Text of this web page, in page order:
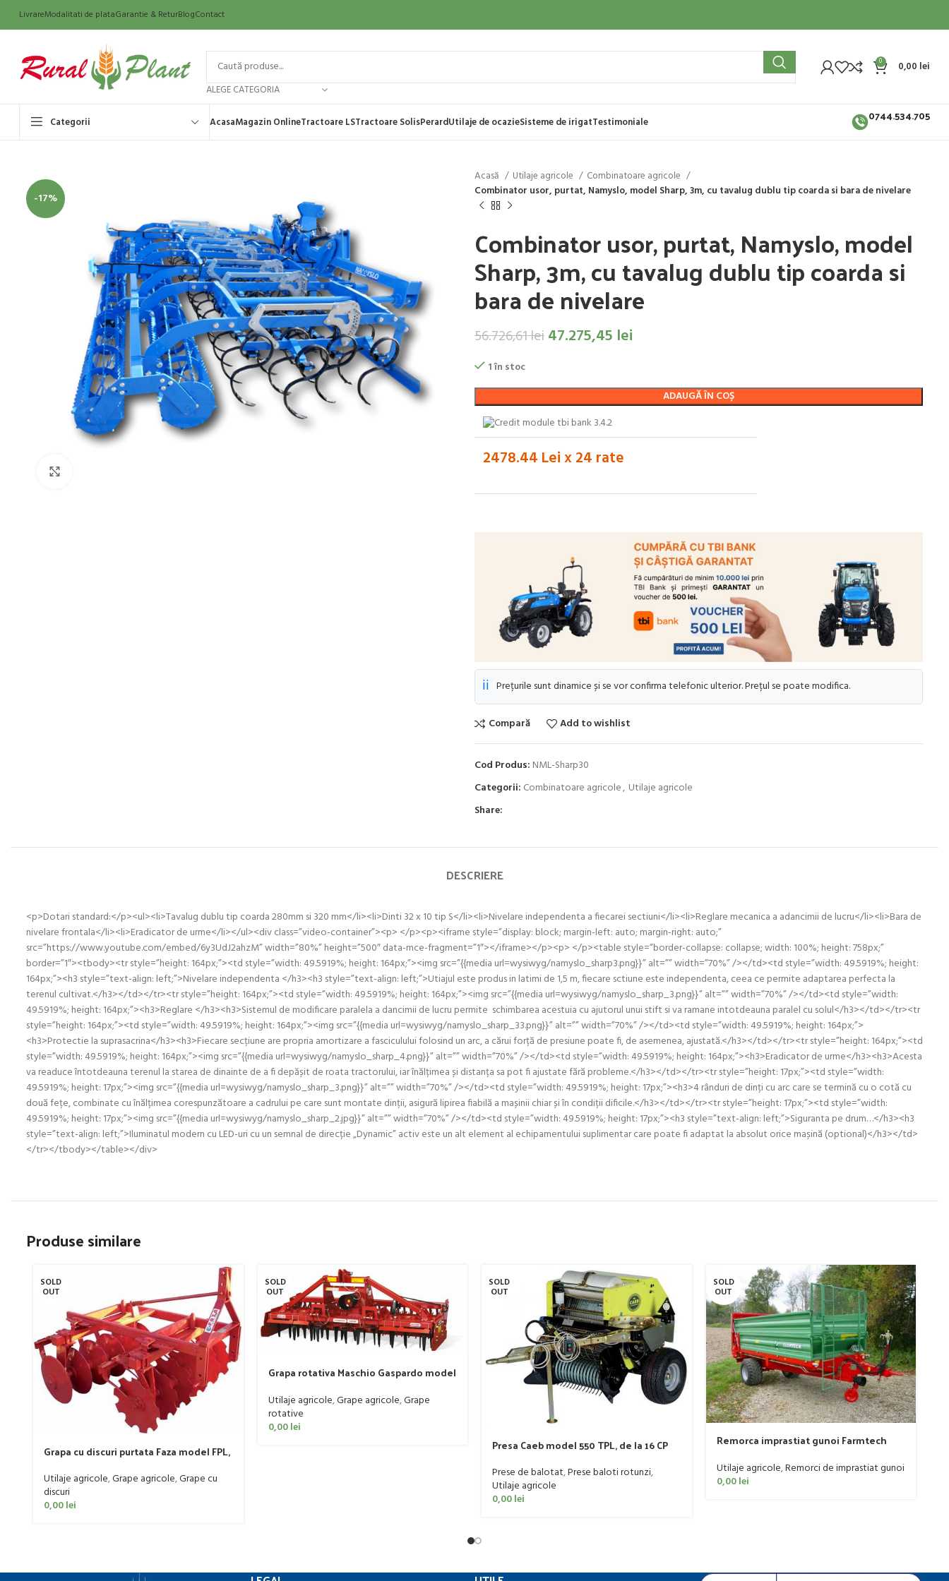
LivrareModalitati de plataGarantie & ReturBlogContact
ALEGE CATEGORIA
0 0,00 lei
Categorii AcasaMagazin OnlineTractoare LSTractoare SolisPerardUtilaje de ocazieSisteme de irigatTestimoniale 0744.534.705
-17%
Acasă Utilaje agricole
Combinatoare agricole
Combinator usor, purtat, Namyslo, model Sharp, 3m, cu tavalug dublu tip coarda si bara de nivelare
Combinator usor, purtat, Namyslo, model
Sharp, 3m, cu tavalug dublu tip coarda si
bara de nivelare
56.726,61lei47.275,45 lei
1 în stoc
ADAUGĂ ÎN COȘ
2478.44 Lei x 24 rate
ℹ️ Prețurile sunt dinamice și se vor confirma telefonic ulterior. Prețul se poate modifica.
Compară Add to wishlist
Cod Produs: NML-Sharp30
Categorii: Combinatoare agricole, Utilaje agricole
Share:
DESCRIERE
<p>Dotari standard:</p><ul><li>Tavalug dublu tip coarda 280mm si 320 mm</li><li>Dinti 32 x 10 tip S</li><li>Nivelare independenta a fiecarei sectiuni</li><li>Reglare mecanica a adancimii de lucru</li><li>Bara de
nivelare frontala</li><li>Eradicator de urme</li></ul><div class=”video-container”><p> </p><p><iframe style=”display: block; margin-left: auto; margin-right: auto;”
src=”https://www.youtube.com/embed/6y3UdJ2ahzM” width=”80%” height=”500″ data-mce-fragment=”1″></iframe></p><p> </p><table style=”border-collapse: collapse; width: 100%; height: 758px;”
border=”1″><tbody><tr style=”height: 164px;”><td style=”width: 49.5919%; height: 164px;”><img src=”{{media url=wysiwyg/namyslo_sharp3.png}}” alt=”” width=”70%” /></td><td style=”width: 49.5919%; height:
164px;”><h3 style=”text-align: left;”>Nivelare independenta </h3><h3 style=”text-align: left;”>Utiajul este produs in latimi de 1,5 m, fiecare sctiune este independenta, ceea ce permite adaptarea perfecta la
terenul cultivat.</h3></td></tr><tr style=”height: 164px;”><td style=”width: 49.5919%; height: 164px;”><img src=”{{media url=wysiwyg/namyslo_sharp_3.png}}” alt=”” width=”70%” /></td><td style=”width:
49.5919%; height: 164px;”><h3>Reglare </h3><h3>Sistemul de modificare paralela a dancimii de lucru permite schimbarea acestuia cu ajutorul unui stift si va ramane intotdeauna paralel cu solul</h3></td></tr><tr
style=”height: 164px;”><td style=”width: 49.5919%; height: 164px;”><img src=”{{media url=wysiwyg/namyslo_sharp_33.png}}” alt=”” width=”70%” /></td><td style=”width: 49.5919%; height: 164px;”>
<h3>Protectie la suprasacrina</h3><h3>Fiecare secțiune are propria amortizare a fasciculului folosind un arc, a cărui forță de presiune poate fi, de asemenea, ajustată.</h3></td></tr><tr style=”height: 164px;”><td
style=”width: 49.5919%; height: 164px;”><img src=”{{media url=wysiwyg/namyslo_sharp_4.png}}” alt=”” width=”70%” /></td><td style=”width: 49.5919%; height: 164px;”><h3>Eradicator de urme</h3><h3>Acesta
va readuce întotdeauna terenul la starea de dinainte de a fi depășit de roata tractorului, iar înălțimea și distanța sa pot fi ajustate fără probleme.</h3></td></tr><tr style=”height: 17px;”><td style=”width:
49.5919%; height: 17px;”><img src=”{{media url=wysiwyg/namyslo_sharp_3.png}}” alt=”” width=”70%” /></td><td style=”width: 49.5919%; height: 17px;”><h3>4 rânduri de dinți cu arc care se termină cu o cotă cu
două fețe, combinate cu înălțimea corespunzătoare a cadrului pe care sunt montate dinții, asigură lipirea fiabilă a mașinii chiar și în condiții dificile.</h3></td></tr><tr style=”height: 17px;”><td style=”width:
49.5919%; height: 17px;”><img src=”{{media url=wysiwyg/namyslo_sharp_2.jpg}}” alt=”” width=”70%” /></td><td style=”width: 49.5919%; height: 17px;”><h3 style=”text-align: left;”>Siguranta pe drum…</h3><h3
style=”text-align: left;”>Iluminatul modern cu LED-uri cu un semnal de direcție „Dynamic” activ este un alt element al echipamentului suplimentar care poate fi adaptat la absolut orice mașină (optional)</h3></td>
</tr></tbody></table></div>
Produse similare
SOLD
OUT
Grapa cu discuri purtata Faza model FPL,
Utilaje agricole,Grape agricole,Grape cu
discuri
0,00lei
SOLD
OUT
Grapa rotativa Maschio Gaspardo model
Utilaje agricole,Grape agricole,Grape
rotative
0,00lei
SOLD
OUT
Presa Caeb model 550 TPL, de la 16 CP
Prese de balotat,Prese baloti rotunzi,
Utilaje agricole
0,00lei
SOLD
OUT
Remorca imprastiat gunoi Farmtech
Utilaje agricole,Remorci de imprastiat gunoi
0,00lei